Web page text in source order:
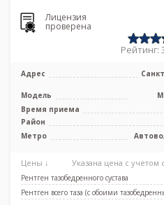
Лицензия
проверена
Рейтинг:
Адрес
Модель
Время приема
Район
Метро
Цены ↓ Указана цена с учетом
Рентген тазобедренного сустава
Рентген всего таза (с обоими